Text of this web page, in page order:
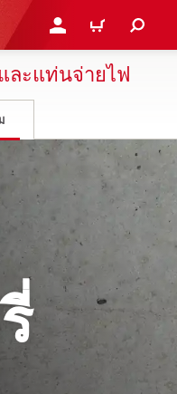
เข้าสู่ระบบหรือลงทะเบียนเ
ตะกร้าสินค้า
ละแท่นจ่ายไฟ